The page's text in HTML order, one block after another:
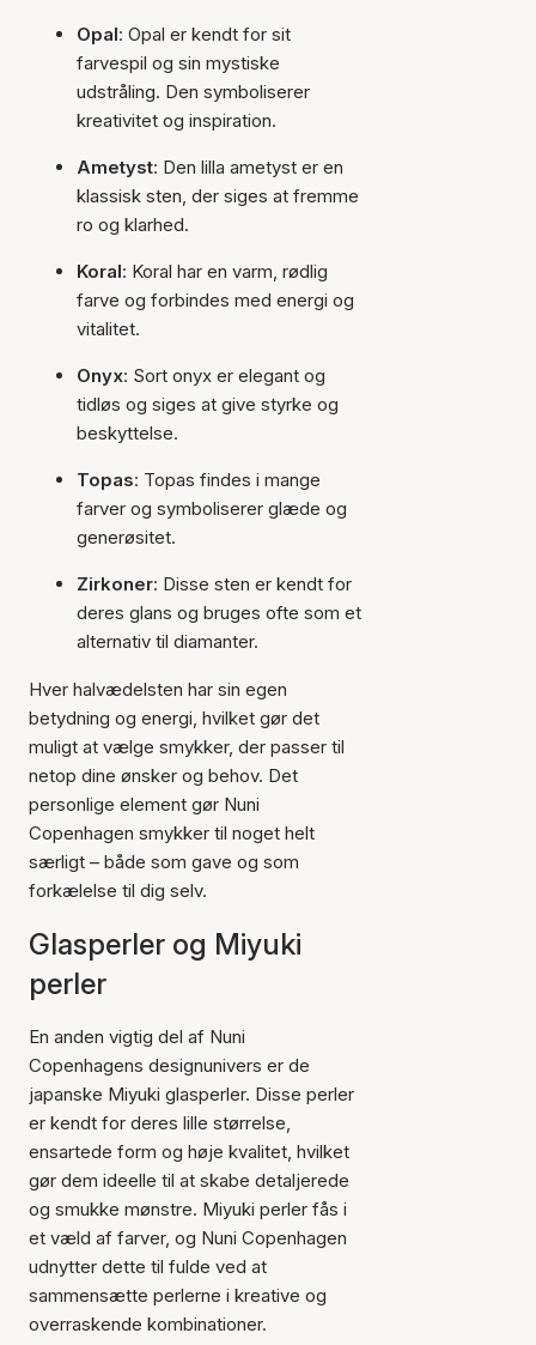
Opal: Opal er kendt for sit
farvespil og sin mystiske
udstråling. Den symboliserer
kreativitet og inspiration.
Ametyst: Den lilla ametyst er en
klassisk sten, der siges at fremme
ro og klarhed.
Koral: Koral har en varm, rødlig
farve og forbindes med energi og
vitalitet.
Onyx: Sort onyx er elegant og
tidløs og siges at give styrke og
beskyttelse.
Topas: Topas findes i mange
farver og symboliserer glæde og
generøsitet.
Zirkoner: Disse sten er kendt for
deres glans og bruges ofte som et
alternativ til diamanter.
Hver halvædelsten har sin egen
betydning og energi, hvilket gør det
muligt at vælge smykker, der passer til
netop dine ønsker og behov. Det
personlige element gør Nuni
Copenhagen smykker til noget helt
særligt – både som gave og som
forkælelse til dig selv.
Glasperler og Miyuki
perler
En anden vigtig del af Nuni
Copenhagens designunivers er de
japanske Miyuki glasperler. Disse perler
er kendt for deres lille størrelse,
ensartede form og høje kvalitet, hvilket
gør dem ideelle til at skabe detaljerede
og smukke mønstre. Miyuki perler fås i
et væld af farver, og Nuni Copenhagen
udnytter dette til fulde ved at
sammensætte perlerne i kreative og
overraskende kombinationer.